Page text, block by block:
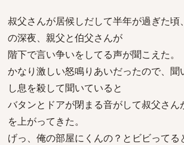
叔父さんが居候しだして半年が過ぎた頃
の深夜、親父と伯父さんが
階下で言い争いをしてる声が聞こえた。
かなり激しい怒鳴りあいだったので、聞
し息を殺して聞いていると
バタンとドアが閉まる音がして叔父さん
を上がってきた。
げっ、俺の部屋にくんの？とビビってる